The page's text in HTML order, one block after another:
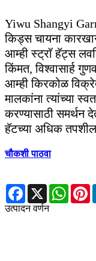
Yiwu Shangyi
किड्स चायना
आम्ही स्ट्रॉ हॅट्स
किंमत, विश्वासार्ह
आम्ही किरकोळ
मालकांना त्यांच्या
करण्यासाठी समर्थन
हॅटच्या अधिक
चौकशी पाठवा
Facebook
X
उत्पादन वर्णन